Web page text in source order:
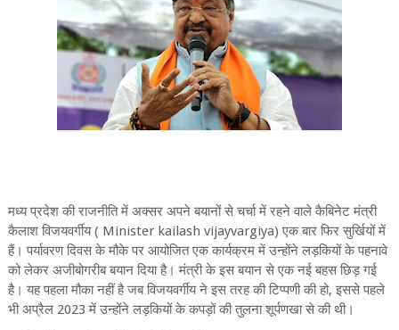
मध्य प्रदेश की राजनीति में अक्सर अपने बयानों से चर्चा में रहने वाले कैबिनेट मंत्री
कैलाश विजयवर्गीय ( Minister kailash vijayvargiya) एक बार फिर सुर्खियों में
हैं। पर्यावरण दिवस के मौके पर आयोजित एक कार्यक्रम में उन्होंने लड़कियों के पहनावे
को लेकर अजीबोगरीब बयान दिया है। मंत्री के इस बयान से एक नई बहस छिड़ गई
है। यह पहला मौका नहीं है जब विजयवर्गीय ने इस तरह की टिप्पणी की हो, इससे पहले
भी अप्रैल 2023 में उन्होंने लड़कियों के कपड़ों की तुलना शूर्पणखा से की थी।